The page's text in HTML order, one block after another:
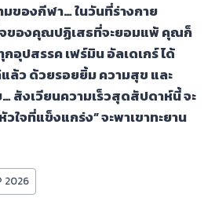
ของกีฬา… ในวันที่ร่างกาย
ของคุณปฏิเสธที่จะยอมแพ้ คุณก็
กอุปสรรค เฟร์มิน อัลเดเกร์ ได้
ล้ว ด้วยรอยยิ้ม ความสุข และ
สังเวียนความเร็วสุดสัปดาห์นี้ จะ
ใจที่แข็งแกร่ง” จะพาเขาทะยาน
2026